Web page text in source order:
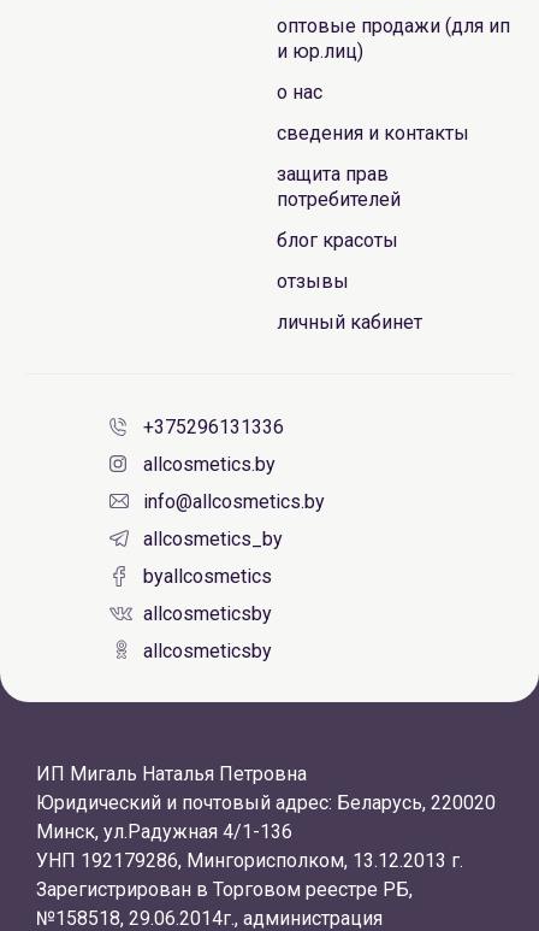
оптовые продажи (для ип
и юр.лиц)
о нас
сведения и контакты
защита прав
потребителей
блог красоты
отзывы
личный кабинет
+375296131336
allcosmetics.by
info@allcosmetics.by
allcosmetics_by
byallcosmetics
allcosmeticsby
allcosmeticsby
ИП Мигаль Наталья Петровна
Юридический и почтовый адрес: Беларусь, 220020
Минск, ул.Радужная 4/1-136
УНП 192179286, Мингорисполком, 13.12.2013 г.
Зарегистрирован в Торговом реестре РБ,
№158518, 29.06.2014г., администрация